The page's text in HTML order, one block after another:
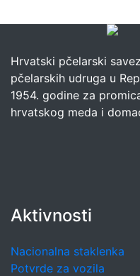
Hrvatski pčelarski
pčelarskih udruga u
1954. godine za
hrvatskog meda i
Aktivnosti
Nacionalna staklenka
Potvrde za vozila